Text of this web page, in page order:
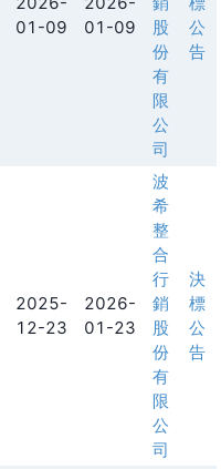
01-09
01-09
股
份
有
限
公
司
公
告
2025-
12-23
2026-
01-23
波
希
整
合
行
銷
股
份
有
限
公
司
決
標
公
告